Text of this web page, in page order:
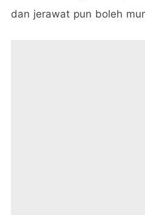
dan jerawat pun boleh